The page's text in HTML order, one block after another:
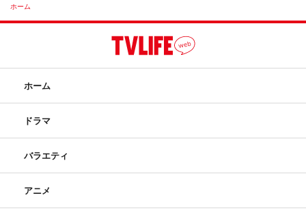
ホーム
ホーム
ドラマ
バラエティ
アニメ